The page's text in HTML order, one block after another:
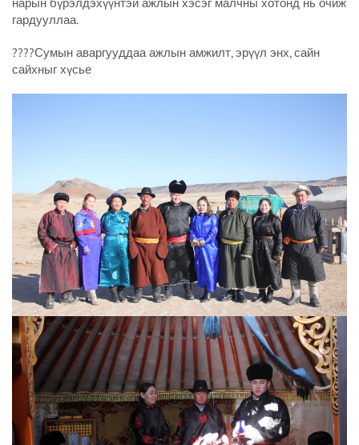
гардууллаа.
????Сумын аваргууддаа ажлын амжилт, эрүүл энх, сайн
сайхныг хүсье